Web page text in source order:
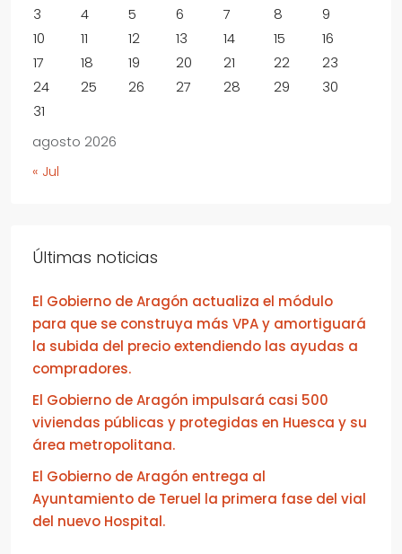
agosto 2026
3
4 5 6 7 8
9
10
11 12 13 14 15
16
17
18 19 20 21 22
23
24
25 26 27 28 29
30
31
« Jul
Últimas noticias
El Gobierno de Aragón actualiza el módulo
para que se construya más VPA y amortiguará
la subida del precio extendiendo las ayudas a
compradores.
El Gobierno de Aragón impulsará casi 500
viviendas públicas y protegidas en Huesca y su
área metropolitana.
El Gobierno de Aragón entrega al
Ayuntamiento de Teruel la primera fase del vial
del nuevo Hospital.